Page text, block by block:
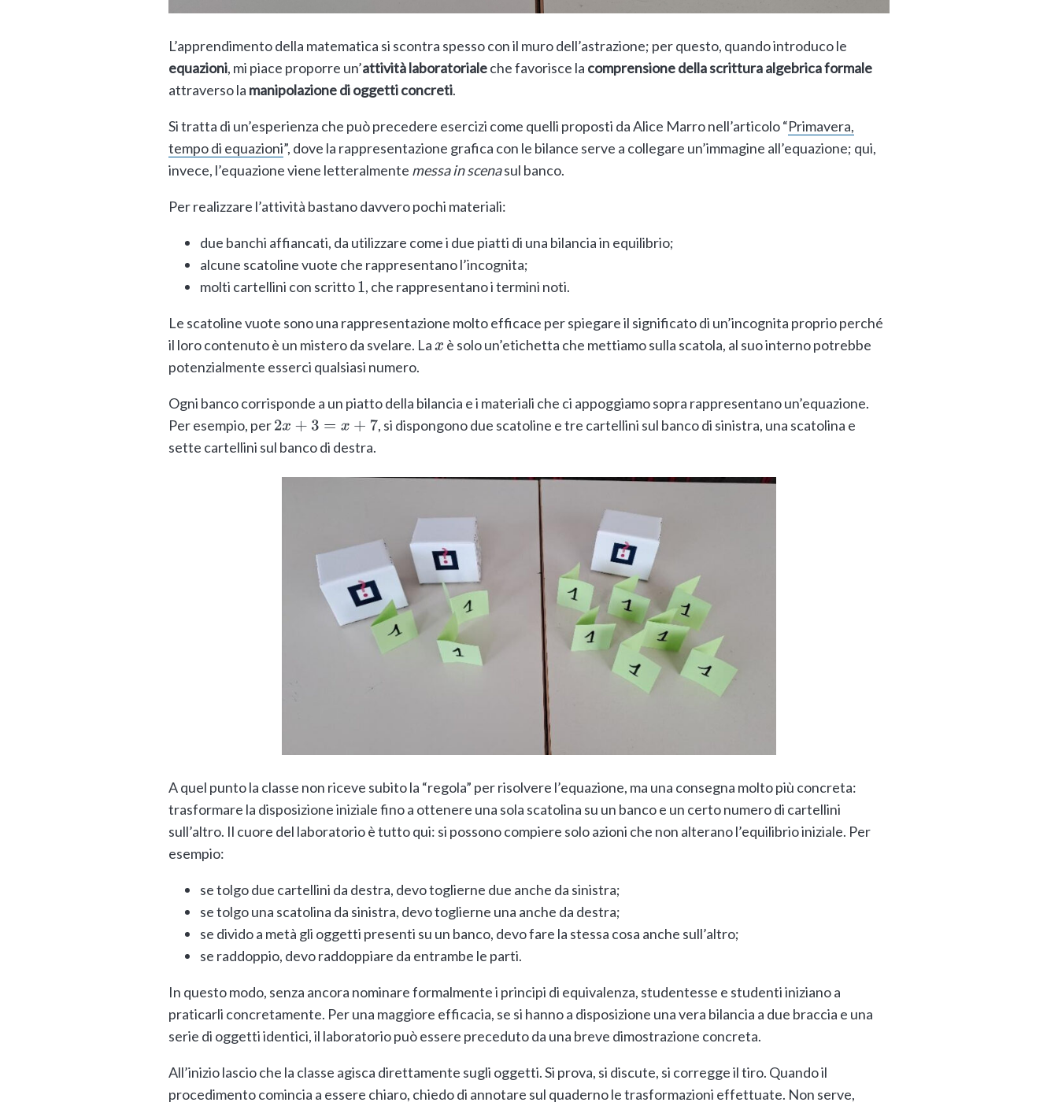
L’apprendimento della matematica si scontra spesso con il muro dell’astrazione; per questo, quando introduco le
equazioni, mi piace proporre un’attività laboratorialeche favorisce la comprensione della scrittura algebrica formale
attraverso la manipolazione di oggetti concreti.
Si tratta di un’esperienza che può precedere esercizi come quelli proposti da Alice Marro nell’articolo “Primavera,
tempo di equazioni”, dove la rappresentazione grafica con le bilance serve a collegare un’immagine all’equazione; qui,
invece, l’equazione viene letteralmente messa in scenasul banco.
Per realizzare l’attività bastano davvero pochi materiali:
due banchi affiancati, da utilizzare come i due piatti di una bilancia in equilibrio;
alcune scatoline vuote che rappresentano l’incognita;
molti cartellini con scritto1, che rappresentano i termini noti.
Le scatoline vuote sono una rappresentazione molto efficace per spiegare il significato di un’incognita proprio perché
il loro contenuto è un mistero da svelare. Lax è solo un’etichetta che mettiamo sulla scatola, al suo interno potrebbe
potenzialmente esserci qualsiasi numero.
Ogni banco corrisponde a un piatto della bilancia e i materiali che ci appoggiamo sopra rappresentano un’equazione.
Per esempio, per2x+3=x +7
, si dispongono due scatoline e tre cartellini sul banco di sinistra, una scatolina e
sette cartellini sul banco di destra.
A quel punto la classe non riceve subito la “regola” per risolvere l’equazione, ma una consegna molto più concreta:
trasformare la disposizione iniziale fino a ottenere una sola scatolina su un banco e un certo numero di cartellini
sull’altro. Il cuore del laboratorio è tutto qui: si possono compiere solo azioni che non alterano l’equilibrio iniziale. Per
esempio:
se tolgo due cartellini da destra, devo toglierne due anche da sinistra;
se tolgo una scatolina da sinistra, devo toglierne una anche da destra;
se divido a metà gli oggetti presenti su un banco, devo fare la stessa cosa anche sull’altro;
se raddoppio, devo raddoppiare da entrambe le parti.
In questo modo, senza ancora nominare formalmente i principi di equivalenza, studentesse e studenti iniziano a
praticarli concretamente. Per una maggiore efficacia, se si hanno a disposizione una vera bilancia a due braccia e una
serie di oggetti identici, il laboratorio può essere preceduto da una breve dimostrazione concreta.
All’inizio lascio che la classe agisca direttamente sugli oggetti. Si prova, si discute, si corregge il tiro. Quando il
procedimento comincia a essere chiaro, chiedo di annotare sul quaderno le trasformazioni effettuate. Non serve,